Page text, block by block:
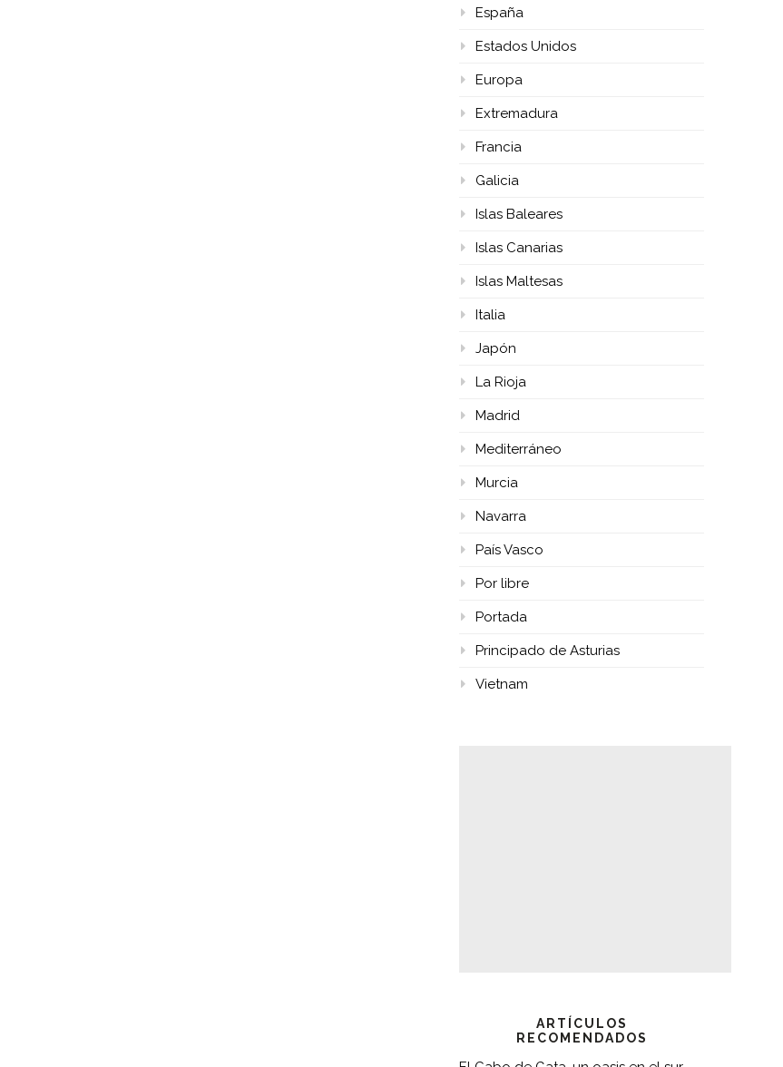
España
Estados Unidos
Europa
Extremadura
Francia
Galicia
Islas Baleares
Islas Canarias
Islas Maltesas
Italia
Japón
La Rioja
Madrid
Mediterráneo
Murcia
Navarra
País Vasco
Por libre
Portada
Principado de Asturias
Vietnam
ARTÍCULOS
RECOMENDADOS